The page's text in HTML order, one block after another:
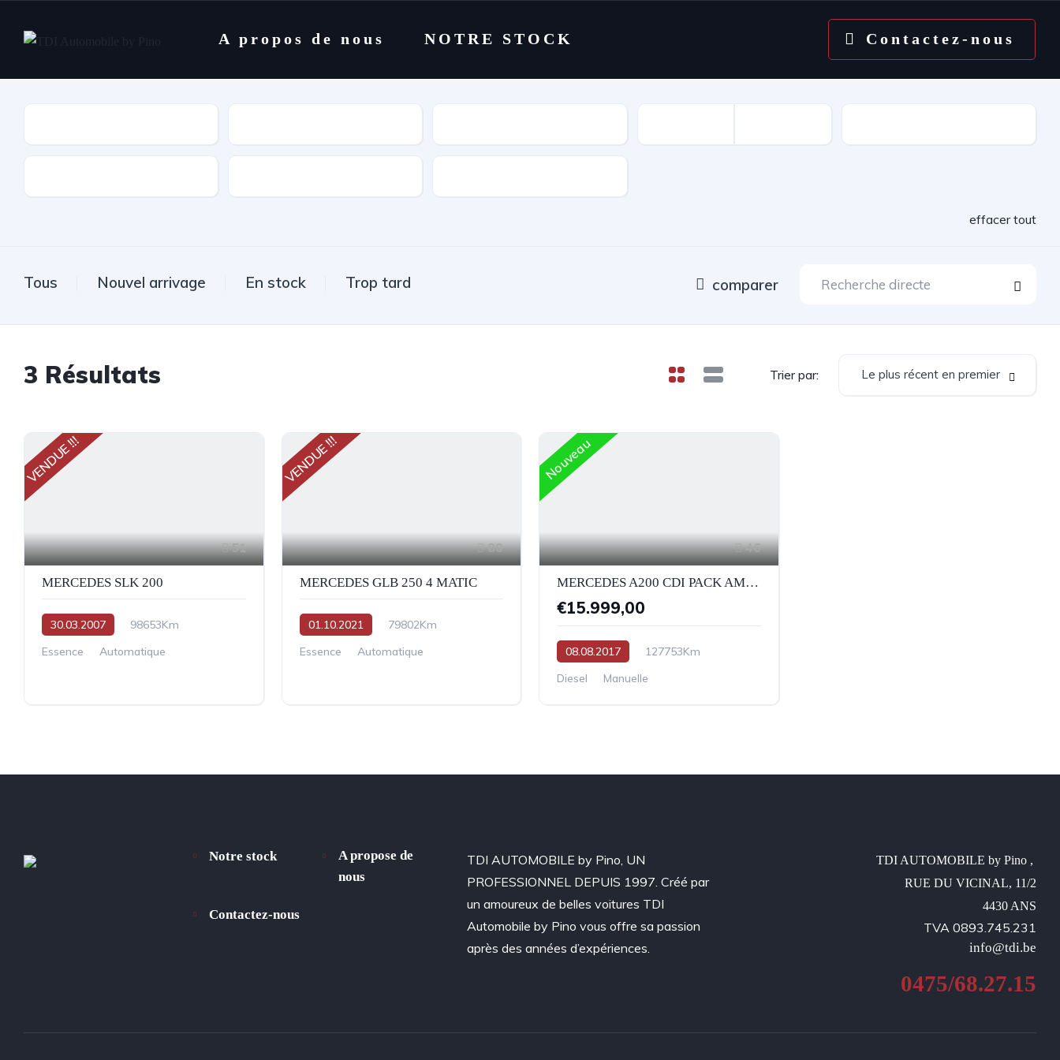
A propos de nous NOTRE STOCK Contactez-nous
effacer tout
Tous Nouvel arrivage En stock Trop tard comparer
3 Résultats Trier par: Le plus récent en premier
VENDUE !!!
51
MERCEDES SLK 200
30.03.2007
98653Km
Essence
Automatique
VENDUE !!!
80
MERCEDES GLB 250 4 MATIC
01.10.2021
79802Km
Essence
Automatique
Nouveau
46
MERCEDES A200 CDI PACK AMG 2017
€15.999,00
08.08.2017
127753Km
Diesel
Manuelle
Notre stock
A propose de
nous
Contactez-nous
TDI AUTOMOBILE by Pino, UN
PROFESSIONNEL DEPUIS 1997. Créé par
un amoureux de belles voitures TDI
Automobile by Pino vous offre sa passion
après des années d’expériences.
TDI AUTOMOBILE by Pino ,
RUE DU VICINAL, 11/2
4430 ANS
TVA 0893.745.231
info@tdi.be
0475/68.27.15